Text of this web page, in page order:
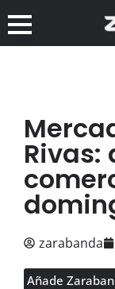
Rivas:
zarabanda
Añade